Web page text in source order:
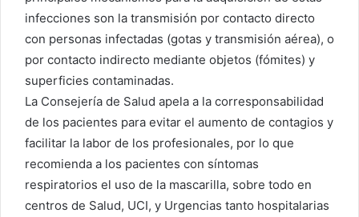
infecciones son la transmisión por contacto directo
con personas infectadas (gotas y transmisión aérea), o
por contacto indirecto mediante objetos (fómites) y
superficies contaminadas.
La Consejería de Salud apela a la corresponsabilidad
de los pacientes para evitar el aumento de contagios y
facilitar la labor de los profesionales, por lo que
recomienda a los pacientes con síntomas
respiratorios el uso de la mascarilla, sobre todo en
centros de Salud, UCI, y Urgencias tanto hospitalarias